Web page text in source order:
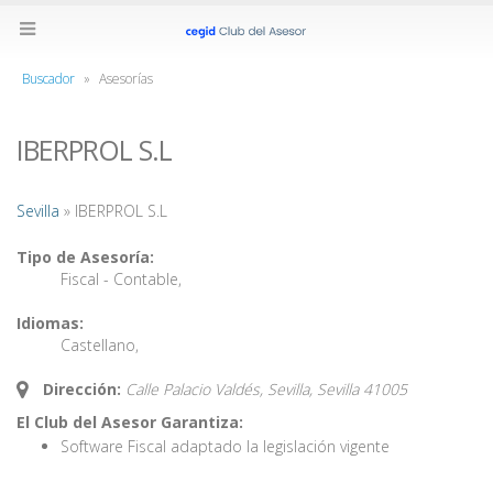
Buscador » Asesorías
IBERPROL S.L
Sevilla » IBERPROL S.L
Tipo de Asesoría:
Fiscal - Contable,
Idiomas:
Castellano,
Dirección: Calle Palacio Valdés, Sevilla, Sevilla 41005
El Club del Asesor Garantiza:
Software Fiscal adaptado la legislación vigente